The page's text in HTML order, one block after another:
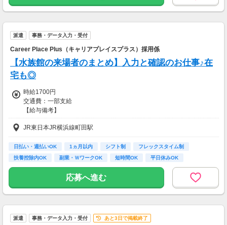
派遣 事務・データ入力・受付
Career Place Plus（キャリアプレイスプラス）採用係
【水族館の来場者のまとめ】入力と確認のお仕事♪在
宅も◎
時給1700円
交通費：一部支給
【給与備考】
■昇給あり
■日払い・週払い・先払いもOK
■充実の研修あり◎
座学1ヵ月（もちろん給与は同じ）を含む、
”超”丁寧な研修を行っています！
一切ありません。
ご安心くださいね！
毎月季節のイベントがたくさん。
JR東日本JR横浜線町田駅
日払い・週払いOK 1ヵ月以内 シフト制
フレックスタイム制
扶養控除内OK
副業・ＷワークOK 短時間OK
平日休みOK
完全週休2日制 (土…
応募へ進む
派遣 事務・データ入力・受付 あと3日で掲載終了